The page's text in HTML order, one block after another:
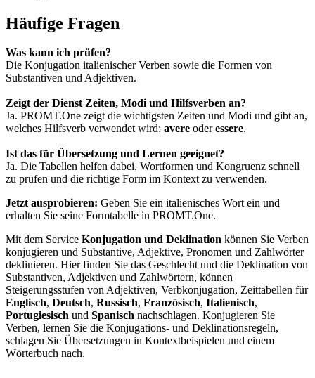
Häufige Fragen
Was kann ich prüfen?
Die Konjugation italienischer Verben sowie die Formen von
Substantiven und Adjektiven.
Zeigt der Dienst Zeiten, Modi und Hilfsverben an?
Ja. PROMT.One zeigt die wichtigsten Zeiten und Modi und gibt an,
welches Hilfsverb verwendet wird: avere oderessere.
Ist das für Übersetzung und Lernen geeignet?
Ja. Die Tabellen helfen dabei, Wortformen und Kongruenz schnell
zu prüfen und die richtige Form im Kontext zu verwenden.
Jetzt ausprobieren: Geben Sie ein italienisches Wort ein und
erhalten Sie seine Formtabelle in PROMT.One.
Mit dem Service Konjugation und Deklination können Sie Verben
konjugieren und Substantive, Adjektive, Pronomen und Zahlwörter
deklinieren. Hier finden Sie das Geschlecht und die Deklination von
Substantiven, Adjektiven und Zahlwörtern, können
Steigerungsstufen von Adjektiven, Verbkonjugation, Zeittabellen für
Englisch, Deutsch, Russisch, Französisch, Italienisch,
Portugiesisch und Spanisch nachschlagen. Konjugieren Sie
Verben, lernen Sie die Konjugations- und Deklinationsregeln,
schlagen Sie Übersetzungen in Kontextbeispielen und einem
Wörterbuch nach.